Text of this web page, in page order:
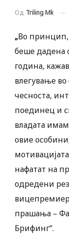
Од Triling Mk
„Во принцип,
беше дадена
година,
влегување
чесноста,
поединец и
владата
овие
нафатат на
одредени
прашања –
Брифинг“.